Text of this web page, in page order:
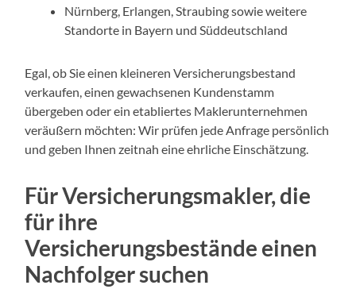
Nürnberg, Erlangen, Straubing sowie weitere
Standorte in Bayern und Süddeutschland
Egal, ob Sie einen kleineren Versicherungsbestand
verkaufen, einen gewachsenen Kundenstamm
übergeben oder ein etabliertes Maklerunternehmen
veräußern möchten: Wir prüfen jede Anfrage persönlich
und geben Ihnen zeitnah eine ehrliche Einschätzung.
Für Versicherungsmakler, die
fürihre
Versicherungsbestände einen
Nachfolger suchen